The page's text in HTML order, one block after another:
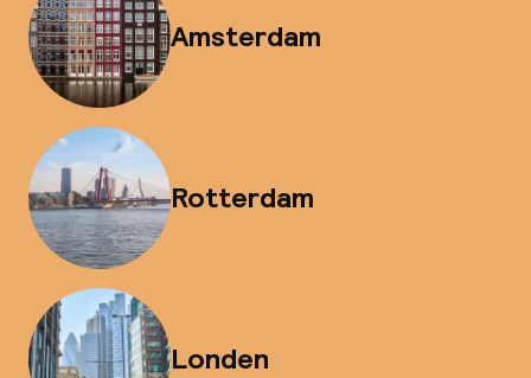
Amsterdam
Rotterdam
Londen